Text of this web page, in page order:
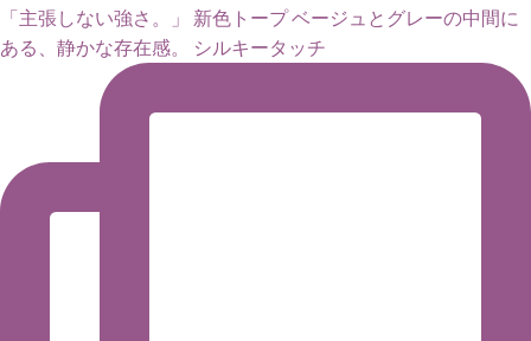
「主張しない強さ。」 新色トープ ベージュとグレーの中間に
ある、静かな存在感。 シルキータッチ